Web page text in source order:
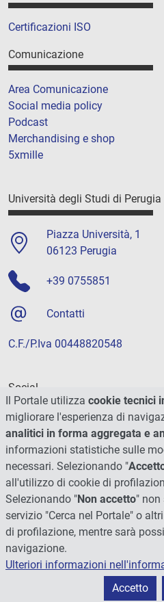
Certificazioni ISO
Comunicazione
Area Comunicazione
Social media policy
Podcast
Merchandising e shop
5xmille
Università degli Studi di Perugia
Piazza Università, 1
06123 Perugia
+39 0755851
Contatti
C.F./P.Iva 00448820548
Social
© 2026 - Università degli
Il Portale utilizza cookie tecnici
migliorare l'esperienza di
analitici in forma aggregata e
informazioni statistiche sulle
necessari. Selezionando "
all'utilizzo di cookie di
Selezionando "Non accetto"
servizio "Cerca nel Portale" o
di profilazione, mentre sarà
navigazione.
Ulteriori informazioni
Accetto